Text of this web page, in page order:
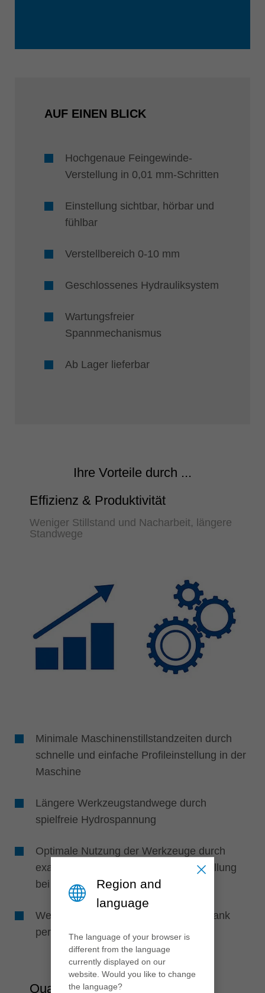
AUF EINEN BLICK
Hochgenaue Feingewinde-
Verstellung in 0,01 mm-Schritten
Einstellung sichtbar, hörbar und
fühlbar
Verstellbereich 0-10 mm
Geschlossenes Hydrauliksystem
Wartungsfreier
Spannmechanismus
Ab Lager lieferbar
Ihre Vorteile durch ...
Effizienz & Produktivität
Weniger Stillstand und Nacharbeit, längere
Standwege
Minimale Maschinenstillstandzeiten durch
schnelle und einfache Profileinstellung in der
Maschine
Längere Werkzeugstandwege durch
spielfreie Hydrospannung
Optimale Nutzung der Werkzeuge durch
exaktes Nachjustieren der Profileinstellung
bei Schneidenverschleiß
Weniger Ausschuss und Nacharbeit dank
perfekter Bearbeitungsqualität
Qualität
Region and
language
The language of your browser is
different from the language
currently displayed on our
website. Would you like to change
the language?